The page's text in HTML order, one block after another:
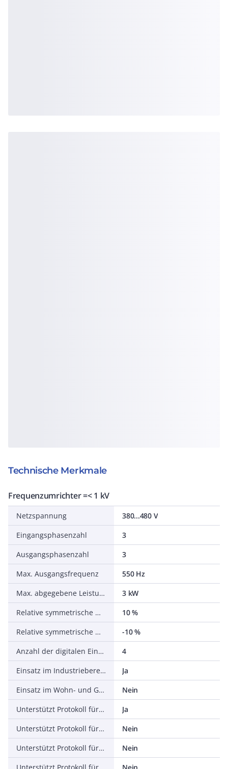
Technische Merkmale
Frequenzumrichter =< 1 kV
Netzspannung
380...480 V
Eingangsphasenzahl
3
Ausgangsphasenzahl
3
Max. Ausgangsfrequenz
550 Hz
Max. abgegebene Leistung bei linearer Belastung bei Bemessungsausgangsspannung
3 kW
Relative symmetrische Netzfrequenztoleranz
10 %
Relative symmetrische Netzspannungstoleranz
-10 %
Anzahl der digitalen Eingänge
4
Einsatz im Industriebereich zulässig
Ja
Einsatz im Wohn- und Gewerbebereich zulässig
Nein
Unterstützt Protokoll für TCP/IP
Ja
Unterstützt Protokoll für PROFIBUS
Nein
Unterstützt Protokoll für CAN
Nein